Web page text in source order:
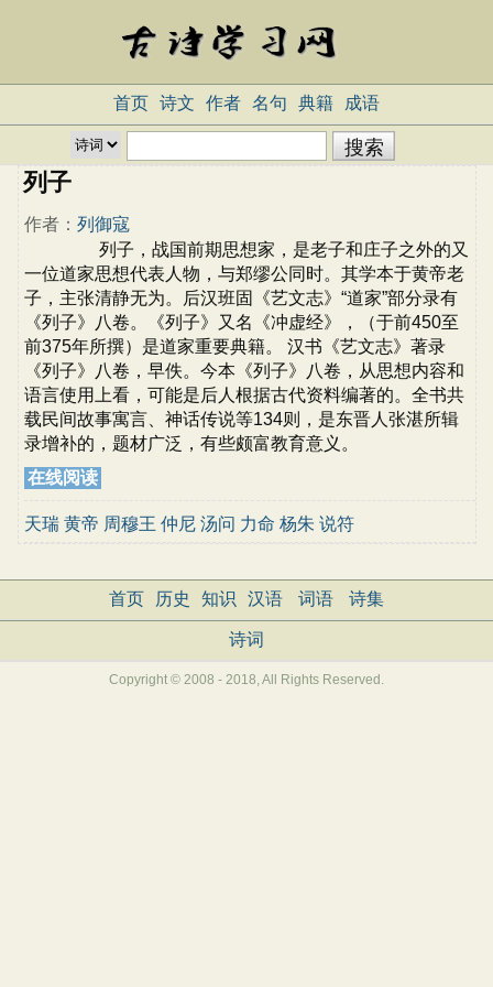
首页 诗文 作者 名句 典籍 成语
列子
作者： 列御寇
列子，战国前期思想家，是老子和庄子之外的又
一位道家思想代表人物，与郑缪公同时。其学本于黄帝老
子，主张清静无为。后汉班固《艺文志》“道家”部分录有
《列子》八卷。《列子》又名《冲虚经》，（于前450至
前375年所撰）是道家重要典籍。 汉书《艺文志》著录
《列子》八卷，早佚。今本《列子》八卷，从思想内容和
语言使用上看，可能是后人根据古代资料编著的。全书共
载民间故事寓言、神话传说等134则，是东晋人张湛所辑
录增补的，题材广泛，有些颇富教育意义。
在线阅读
天瑞 黄帝 周穆王 仲尼 汤问 力命 杨朱 说符
首页 历史 知识 汉语 词语 诗集
诗词
Copyright © 2008 - 2018, All Rights Reserved.